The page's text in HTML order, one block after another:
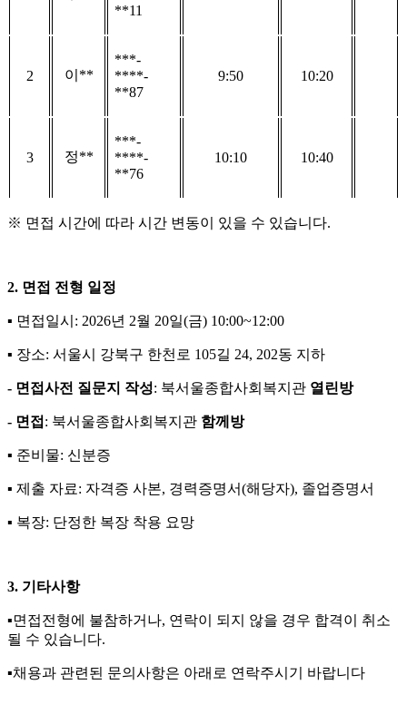
**11
2 이 **
***-
****-
**87
9:50 10:20
3 정**
***-
****-
**76
10:10 10:40
※ 면접 시간에 따라 시간 변동이 있을 수 있습니다.
2. 면접 전형 일정
▪ 면접일시 : 2026년 2월 20일(금) 10:00~12:00
▪ 장소: 서울시 강북구 한천로 105길 24, 202동 지하
- 면접사전 질문지 작성: 북서울종합사회복지관 열린방
- 면접 : 북서울종합사회복지관 함께방
▪ 준비물: 신분증
▪ 제출 자료: 자격증 사본, 경력증명서(해당자), 졸업증명서
▪ 복장: 단정한 복장 착용 요망
3. 기타사항
▪면접전형에 불참하거나, 연락이 되지 않을 경우 합격이 취소
될 수 있습니다.
▪채용과 관련된 문의사항은 아래로 연락주시기 바랍니다